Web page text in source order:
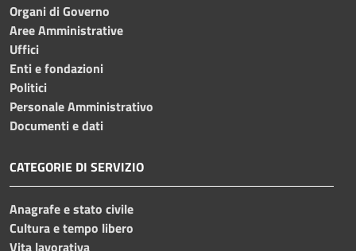
Organi di Governo
Aree Amministrative
Uffici
Enti e fondazioni
Politici
Personale Amministrativo
Documenti e dati
CATEGORIE DI SERVIZIO
Anagrafe e stato civile
Cultura e tempo libero
Vita lavorativa